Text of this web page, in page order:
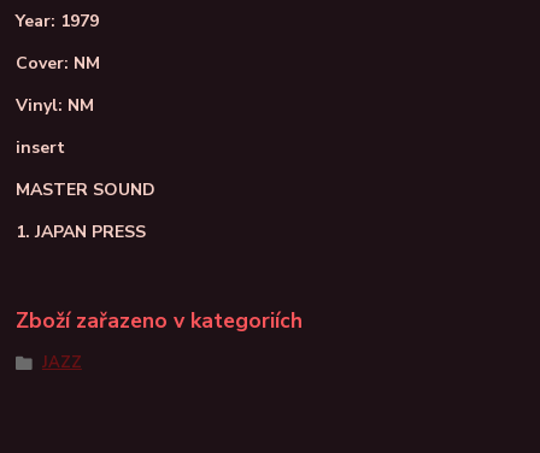
Year: 1979
Cover: NM
Vinyl: NM
insert
MASTER SOUND
1. JAPAN PRESS
Zboží zařazeno v kategoriích
JAZZ